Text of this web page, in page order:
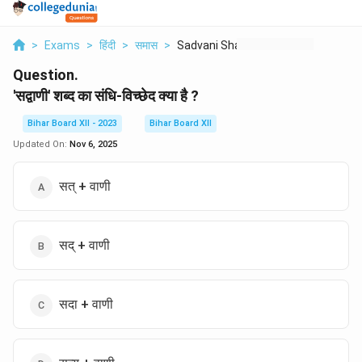
> Exams > हिंदी > समास > Sadvani Shabd Ka San...
Question.
'सद्वाणी' शब्द का संधि-विच्छेद क्या है ?
Bihar Board XII - 2023
Bihar Board XII
Updated On: Nov 6, 2025
सत् + वाणी
सद् + वाणी
सदा + वाणी